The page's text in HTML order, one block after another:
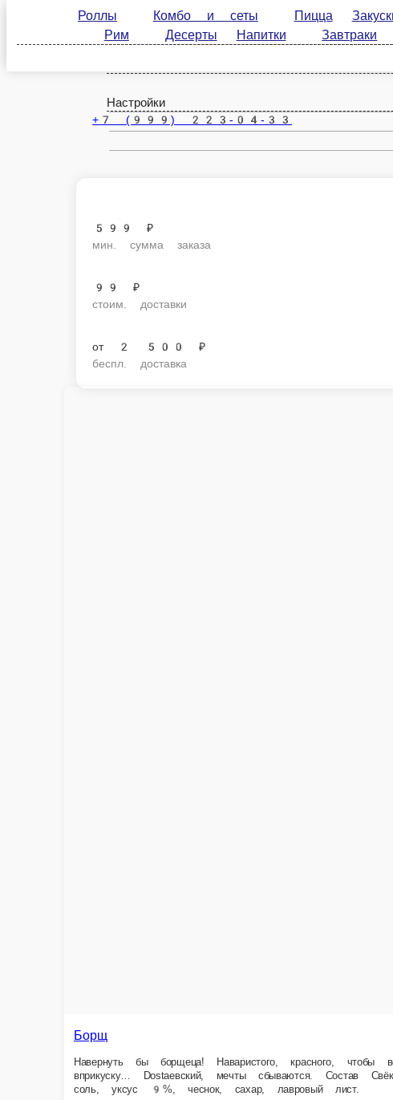
Санкт-Петербург
Настройки
+7 (999) 223-04-33
599 ₽
мин. сумма заказа
99 ₽
стоим. доставки
от 2 500 ₽
беспл. доставка
Роллы Комбо и сеты Закуски
Десерты
Напитки Завтраки Соусы и другое
Борщ
Навернуть бы борщеца! Наваристого, красного, чтобы всё как надо! Овощи,
репчатый, морковь, говяжий бульон, вода, томатная паста, масло